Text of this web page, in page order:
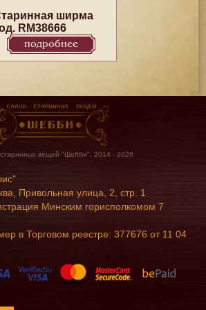
ширма
RM38666
подробнее
вещей "Шебби", 2014 - 2026
Привольная улица, 2, стр. 1
Минским горисполкомом 7
в Торговом реестре: 377676 от 11 04